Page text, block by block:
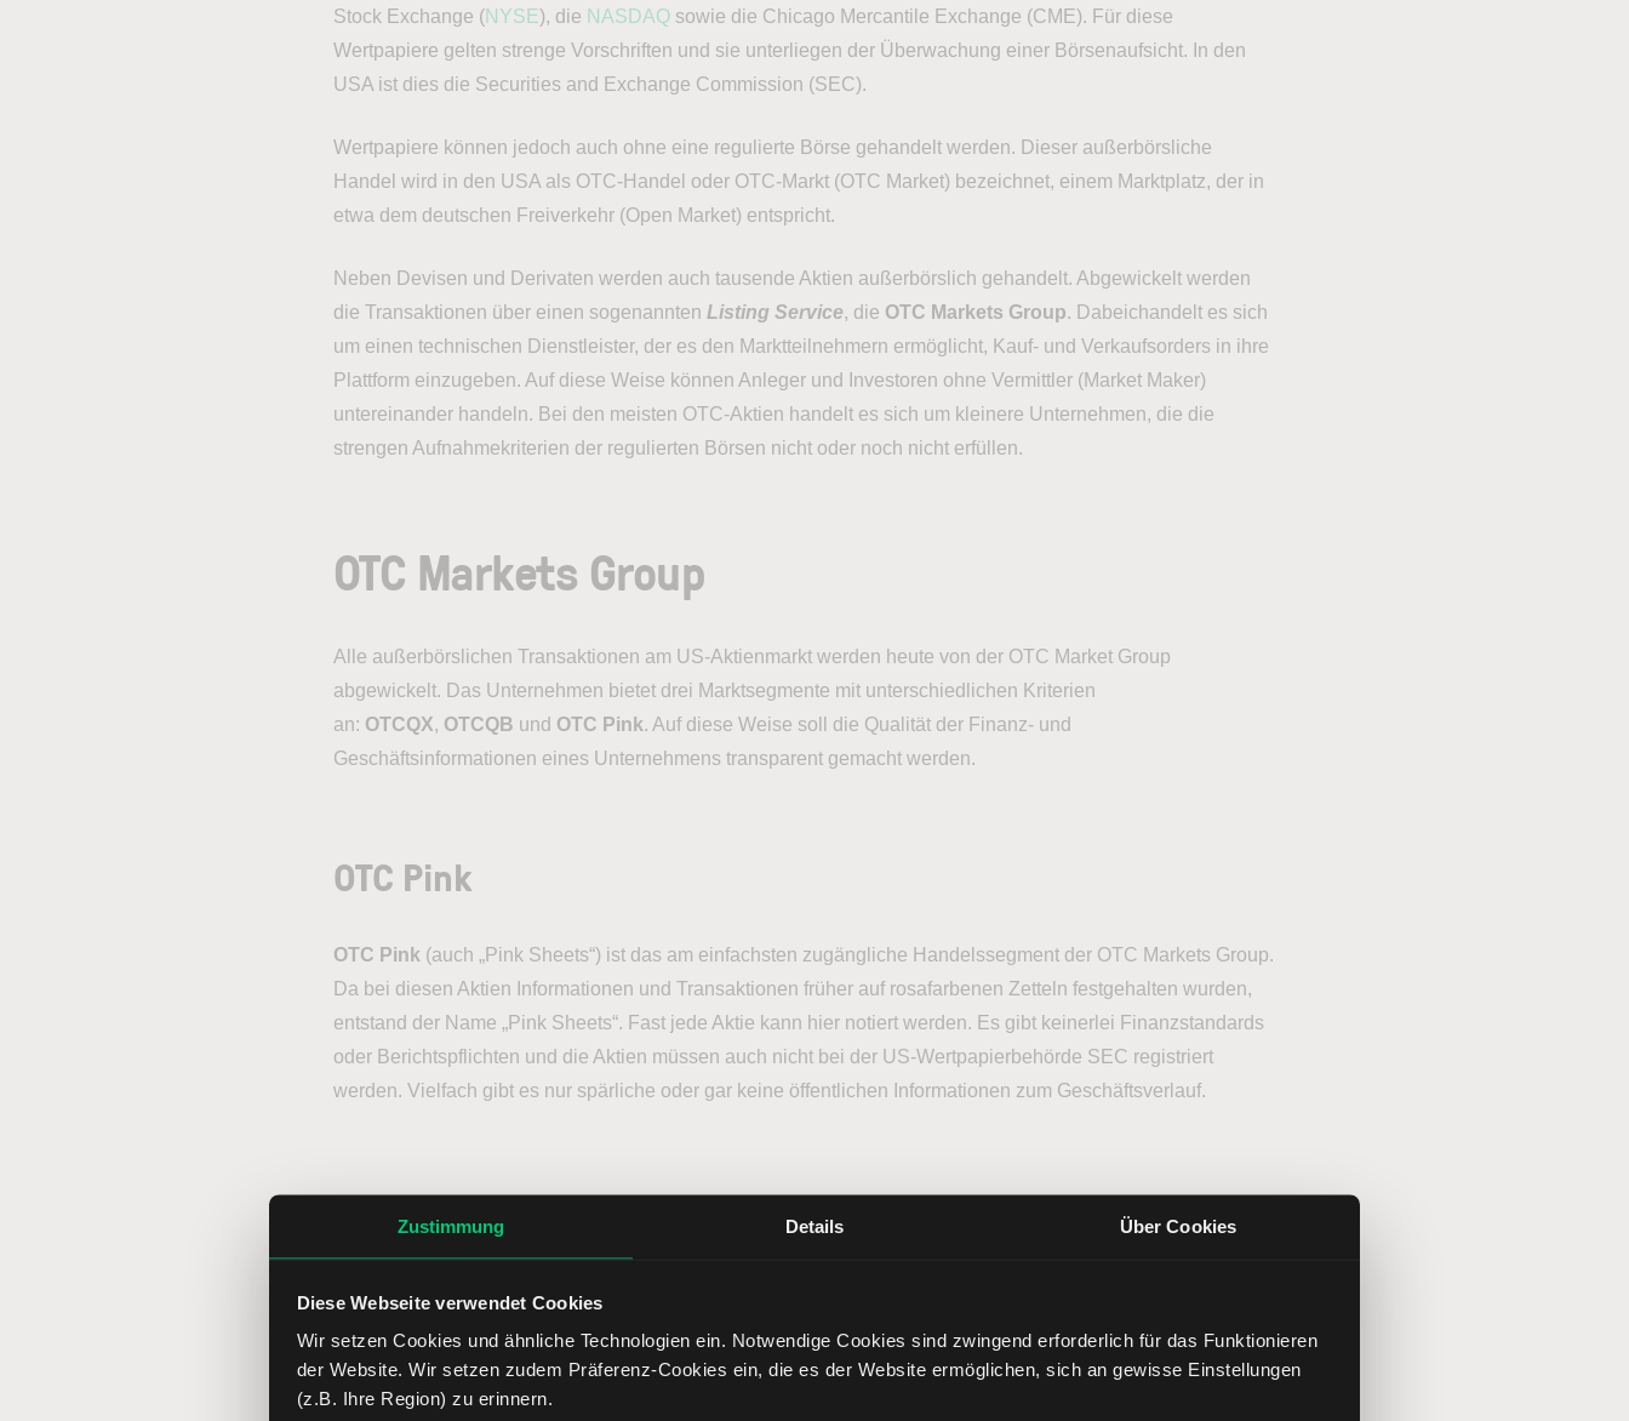
Zustimmung Details Über Cookies
Diese Webseite verwendet Cookies
Wir setzen Cookies und ähnliche Technologien ein. Notwendige Cookies sind zwingend erforderlich für das Funktionieren
der Website. Wir setzen zudem Präferenz-Cookies ein, die es der Website ermöglichen, sich an gewisse Einstellungen
(z.B. Ihre Region) zu erinnern.
Stock Exchange (NYSE), die NASDAQsowie die Chicago Mercantile Exchange (CME). Für diese
Wertpapiere gelten strenge Vorschriften und sie unterliegen der Überwachung einer Börsenaufsicht. In den
USA ist dies die Securities and Exchange Commission (SEC).
Wertpapiere können jedoch auch ohne eine regulierte Börse gehandelt werden. Dieser außerbörsliche
Handel wird in den USA als OTC-Handel oder OTC-Markt (OTC Market) bezeichnet, einem Marktplatz, der in
etwa dem deutschen Freiverkehr (Open Market) entspricht.
Neben Devisen und Derivaten werden auch tausende Aktien außerbörslich gehandelt. Abgewickelt werden
die Transaktionen über einen sogenannten Listing Service, die OTC Markets Group. Dabeichandelt es sich
um einen technischen Dienstleister, der es den Marktteilnehmern ermöglicht, Kauf- und Verkaufsorders in ihre
Plattform einzugeben. Auf diese Weise können Anleger und Investoren ohne Vermittler (Market Maker)
untereinander handeln. Bei den meisten OTC-Aktien handelt es sich um kleinere Unternehmen, die die
strengen Aufnahmekriterien der regulierten Börsen nicht oder noch nicht erfüllen.
OTC Markets Group
Alle außerbörslichen Transaktionen am US-Aktienmarkt werden heute von der OTC Market Group
abgewickelt. Das Unternehmen bietet drei Marktsegmente mit unterschiedlichen Kriterien
an: OTCQX, OTCQB und OTC Pink. Auf diese Weise soll die Qualität der Finanz- und
Geschäftsinformationen eines Unternehmens transparent gemacht werden.
OTC Pink
OTC Pink (auch „Pink Sheets“) ist das am einfachsten zugängliche Handelssegment der OTC Markets Group.
Da bei diesen Aktien Informationen und Transaktionen früher auf rosafarbenen Zetteln festgehalten wurden,
entstand der Name „Pink Sheets“. Fast jede Aktie kann hier notiert werden. Es gibt keinerlei Finanzstandards
oder Berichtspflichten und die Aktien müssen auch nicht bei der US-Wertpapierbehörde SEC registriert
werden. Vielfach gibt es nur spärliche oder gar keine öffentlichen Informationen zum Geschäftsverlauf.
OTCQB
Unternehmens unterzeichnet wird, dass alle bereitgestellten Unternehmensinformationen aktuell sind.
Außerdem müssen die gelisteten Unternehmen Informationen wie das Unternehmensprofil, Informationen